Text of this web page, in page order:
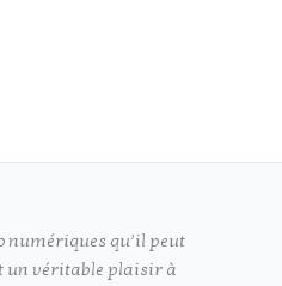
numériques qu’il peut
un véritable plaisir à